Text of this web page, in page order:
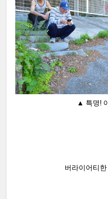
▲ 특명!
버라이어티